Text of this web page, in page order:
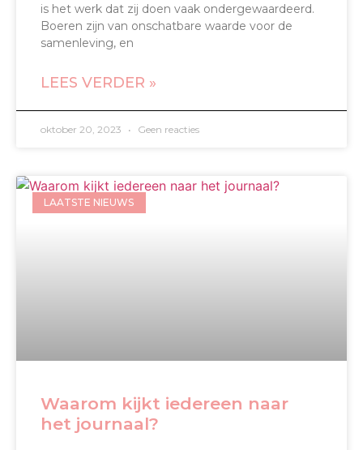
is het werk dat zij doen vaak ondergewaardeerd.
Boeren zijn van onschatbare waarde voor de
samenleving, en
LEES VERDER »
oktober 20, 2023 Geen reacties
LAATSTE NIEUWS
Waarom kijkt iedereen naar
het journaal?